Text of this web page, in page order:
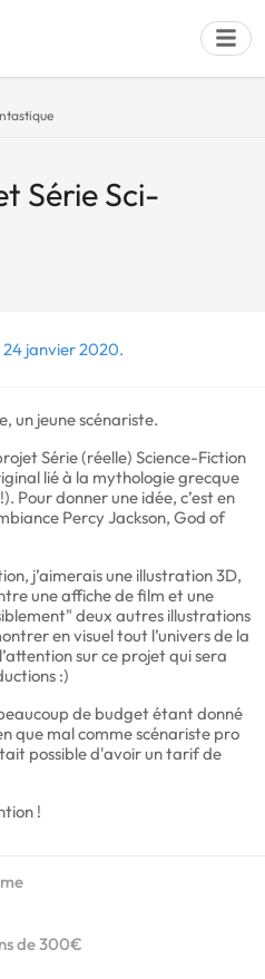
Série Sci-
janvier 2020.
un jeune scénariste.
Série (réelle) Science-Fiction
lié à la mythologie grecque
Pour donner une idée, c’est en
Percy Jackson, God of
j’aimerais une illustration 3D,
une affiche de film et une
deux autres illustrations
en visuel tout l’univers de la
sur ce projet qui sera
:)
de budget étant donné
que mal comme scénariste pro
possible d'avoir un tarif de
!
de 300€